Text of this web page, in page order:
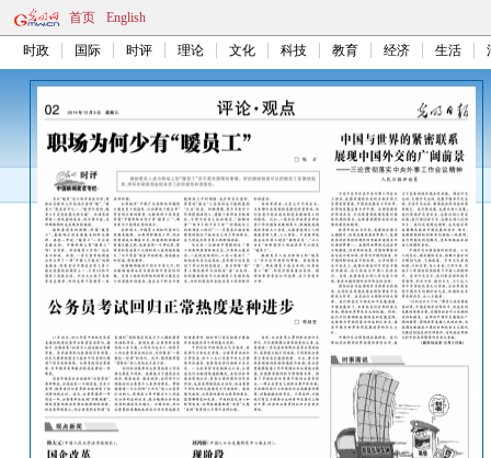
首页 English
时政 国际 时评 理论 文化 科技 教育 经济 生活